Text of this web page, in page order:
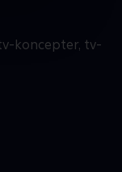
koncepter, tv-